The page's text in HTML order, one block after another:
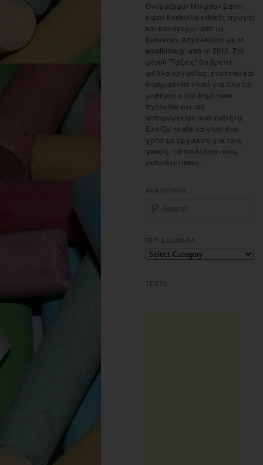
Ονομάζομαι Μπίμπου Σάντυ,
είμαι δασκάλα ειδικής αγωγής
και κατάγομαι από τα
Ιωάννινα. Ασχολούμαι με το
emathima.gr από το 2010. Στο
μενού "Τάξεις" θα βρείτε
φύλλα εργασίας, εποπτικό και
διαδραστικό υλικό για όλα τα
μαθήματα του δημοτικού
σχολείου και του
νηπιαγωγείου ανά ενότητα.
Ελπίζω το site να γίνει ένα
χρήσιμο εργαλείο για τους
γονείς, τα παιδιά και τους
εκπαιδευτικούς.
ΑΝΑΖΗΤΗΣΗ
r
c
h
ΠΕΡΙΕΧΟΜΕΝΑ
Περιεχομενα
TEST2